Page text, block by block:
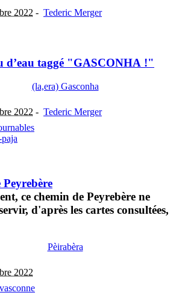
2022 - Tederic Merger
d’eau taggé "GASCONHA !"
(la,era) Gasconha
2022 - Tederic Merger
ce chemin de Peyrebère ne
d'après les cartes consultées,
Pèirabèra
2022